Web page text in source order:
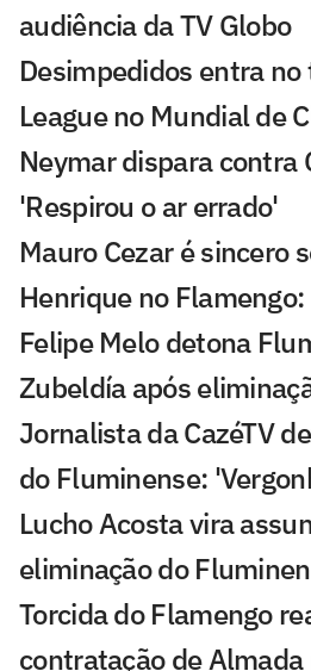
audiência da TV Globo
Desimpedidos entra
League no Mundial de
Neymar dispara contra
'Respirou o ar errado'
Mauro Cezar é sincero
Henrique no
Felipe Melo detona
Zubeldía após
Jornalista da CazéTV
do Fluminense:
Lucho Acosta vira
eliminação do
Torcida do Flamengo
contratação de Almada